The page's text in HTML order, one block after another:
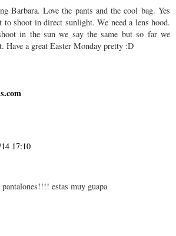
Barbara. Love the pants and the cool bag. Yes
shoot in direct sunlight. We need a lens hood.
in the sun we say the same but so far we
Have a great Easter Monday pretty :D
17:10
pantalones!!!! estas muy guapa